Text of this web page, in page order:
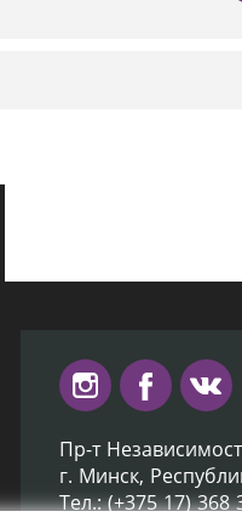
Пр-т
г. Минск,
Тел.: (+375 17) 368